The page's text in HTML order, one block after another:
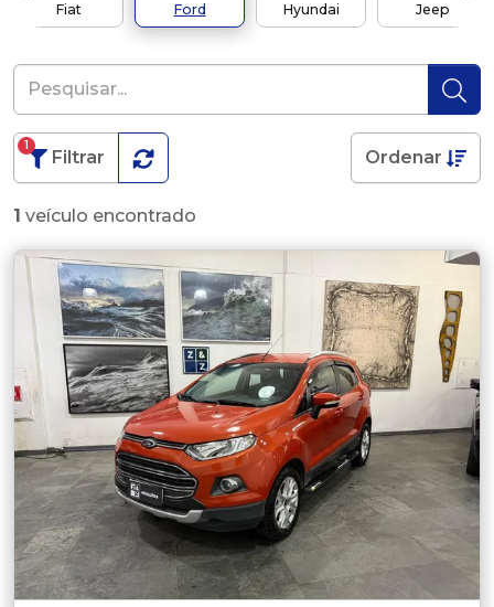
Fiat Ford Hyundai Jeep
Filtrar
1
Ordenar
1 veículo encontrado